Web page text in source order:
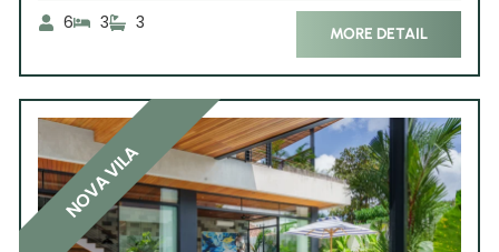
6
3 3
MORE DETAIL
NOVA VILA